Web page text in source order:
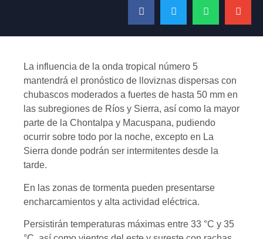
La influencia de la onda tropical número 5
mantendrá el pronóstico de lloviznas dispersas con
chubascos moderados a fuertes de hasta 50 mm en
las subregiones de Ríos y Sierra, así como la mayor
parte de la Chontalpa y Macuspana, pudiendo
ocurrir sobre todo por la noche, excepto en La
Sierra donde podrán ser intermitentes desde la
tarde.
En las zonas de tormenta pueden presentarse
encharcamientos y alta actividad eléctrica.
Persistirán temperaturas máximas entre 33 °C y 35